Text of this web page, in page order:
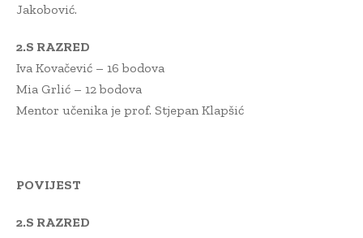
Jakobović.
2.S RAZRED
Iva Kovačević – 16 bodova
Mia Grlić – 12 bodova
Mentor učenika je prof. Stjepan Klapšić
POVIJEST
2.S RAZRED